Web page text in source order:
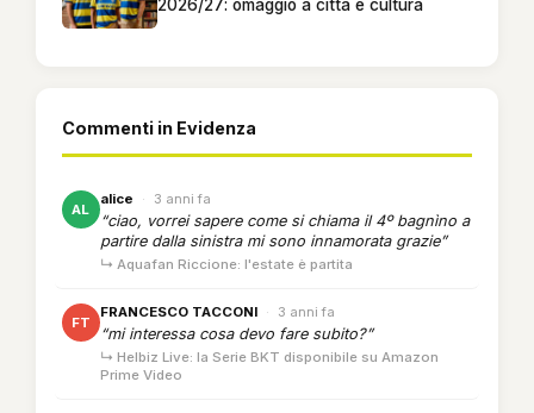
2026/27: omaggio a città e cultura
Commenti in Evidenza
AL
alice · 3 anni fa
“ciao, vorrei sapere come si chiama il 4º bagnìno a
partire dalla sinistra mi sono innamorata grazie”
↳ Aquafan Riccione: l'estate è partita
FT
FRANCESCO TACCONI · 3 anni fa
“mi interessa cosa devo fare subito?”
↳ Helbiz Live: la Serie BKT disponibile su Amazon
Prime Video